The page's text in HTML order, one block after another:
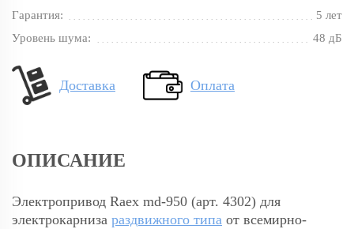
Гарантия:
5 лет
Уровень шума:
48 дБ
Доставка Оплата
ОПИСАНИЕ
Электропривод Raex md-950 (арт. 4302) для
электрокарниза раздвижного типа от всемирно-